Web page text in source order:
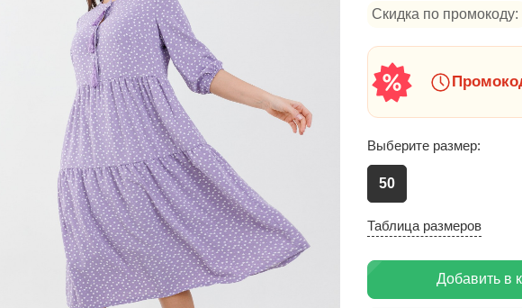
Скидка по промокоду:
Выберите размер:
50
Таблица размеров
Добавить в